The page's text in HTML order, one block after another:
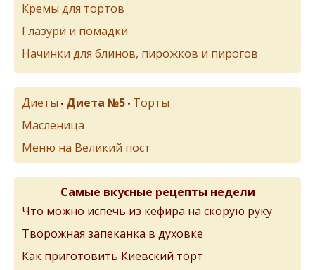
Кремы для тортов
Глазури и помадки
Начинки для блинов, пирожков и пирогов
Диеты • Диета №5 • Торты
Масленица
Меню на Великий пост
Самые вкусные рецепты недели
Что можно испечь из кефира на скорую руку
Творожная запеканка в духовке
Как приготовить Киевский торт